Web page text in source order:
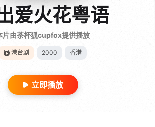
爱火花粤语
片由茶杯狐cupfox提供播放
港台剧 2000 香港
立即播放